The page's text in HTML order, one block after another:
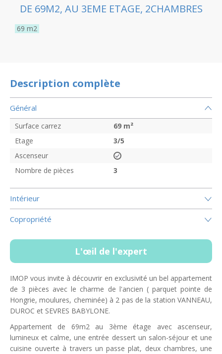
DE 69M2, AU 3EME ETAGE, 2CHAMBRES
69 m2
Description complète
Général
Surface carrez 69 m²
Etage
3/5
Ascenseur
Nombre de pièces
3
Intérieur
Copropriété
L'œil de l'expert
IMOP vous invite à découvrir en exclusivité un bel appartement
de 3 pièces avec le charme de l'ancien ( parquet pointe de
Hongrie, moulures, cheminée) à 2 pas de la station VANNEAU,
DUROC et SEVRES BABYLONE.
Appartement de 69m2 au 3ème étage avec ascenseur,
lumineux et calme, une entrée dessert un salon-séjour et une
cuisine ouverte à travers un passe plat, deux chambres, une